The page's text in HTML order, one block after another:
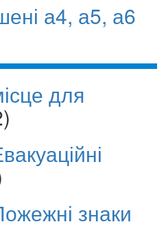
а4, а5, а6
для
знаки